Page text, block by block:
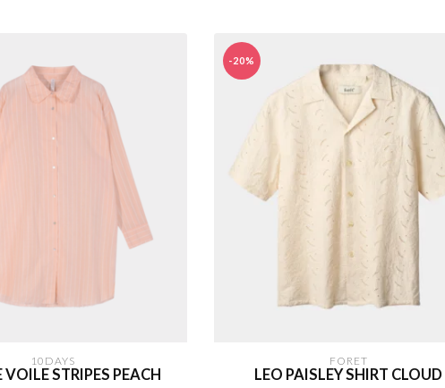
10DAYS
VOILE STRIPES PEACH
-20%
FORET
LEO PAISLEY SHIRT CLOUD